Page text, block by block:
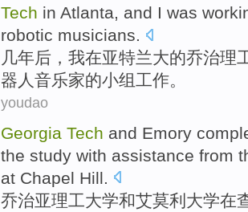
Tech in Atlanta, and I was
robotic musicians.
几年后 ， 我在亚特兰大的乔治理
器人音乐家的小组工作。
youdao
Georgia Tech and Emory
the study with assistance from
at Chapel Hill
乔治亚理工大学和艾莫利大学在